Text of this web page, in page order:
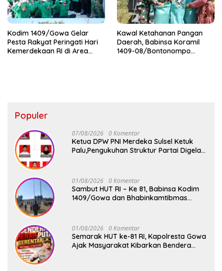
Kodim 1409/Gowa Gelar
Pesta Rakyat Peringati Hari
Kemerdekaan RI di Area
Kawal Ketahanan Pangan
Daerah, Babinsa Koramil
1409-08/Bontonompo
Populer
07/08/2026 0 Komentar
Ketua DPW PNI Merdeka Sulsel Ketuk
Palu,Pengukuhan Struktur Partai Digelar
01/08/2026 0 Komentar
Sambut HUT RI – Ke 81, Babinsa Kodim
1409/Gowa dan Bhabinkamtibmas
01/08/2026 0 Komentar
Semarak HUT ke-81 RI, Kapolresta Gowa
Ajak Masyarakat Kibarkan Bendera